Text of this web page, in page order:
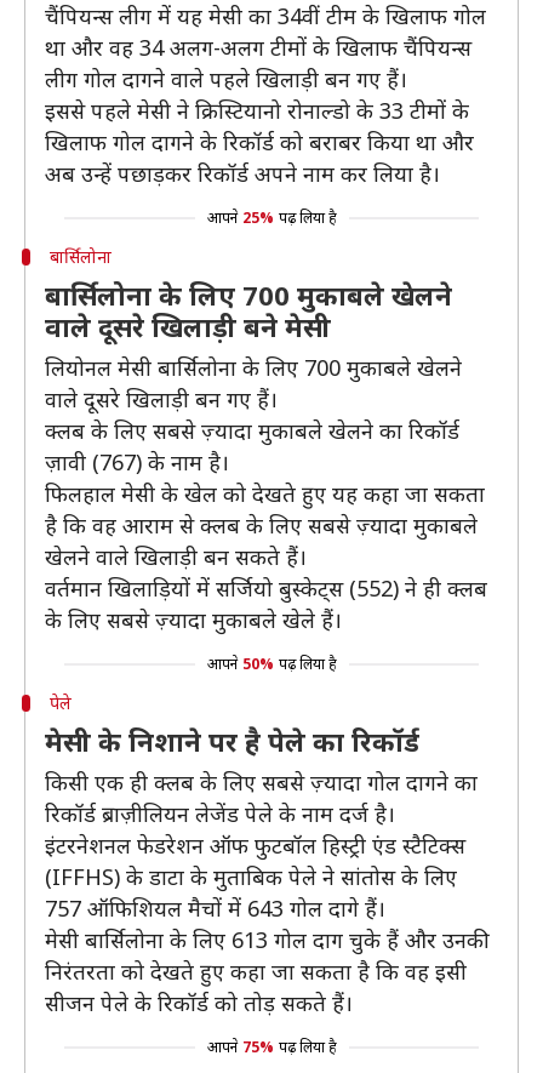
चैंपियन्स लीग में यह मेसी का 34वीं टीम के खिलाफ गोल
था और वह 34 अलग-अलग टीमों के खिलाफ चैंपियन्स
लीग गोल दागने वाले पहले खिलाड़ी बन गए हैं।
इससे पहले मेसी ने क्रिस्टियानो रोनाल्डो के 33 टीमों के
खिलाफ गोल दागने के रिकॉर्ड को बराबर किया था और
अब उन्हें पछाड़कर रिकॉर्ड अपने नाम कर लिया है।
आपने 25% पढ़ लिया है
बार्सिलोना
बार्सिलोना के लिए 700 मुकाबले खेलने
वाले दूसरे खिलाड़ी बने मेसी
लियोनल मेसी बार्सिलोना के लिए 700 मुकाबले खेलने
वाले दूसरे खिलाड़ी बन गए हैं।
क्लब के लिए सबसे ज़्यादा मुकाबले खेलने का रिकॉर्ड
ज़ावी (767) के नाम है।
फिलहाल मेसी के खेल को देखते हुए यह कहा जा सकता
है कि वह आराम से क्लब के लिए सबसे ज़्यादा मुकाबले
खेलने वाले खिलाड़ी बन सकते हैं।
वर्तमान खिलाड़ियों में सर्जियो बुस्केट्स (552) ने ही क्लब
के लिए सबसे ज़्यादा मुकाबले खेले हैं।
आपने 50% पढ़ लिया है
पेले
मेसी के निशाने पर है पेले का रिकॉर्ड
किसी एक ही क्लब के लिए सबसे ज़्यादा गोल दागने का
रिकॉर्ड ब्राज़ीलियन लेजेंड पेले के नाम दर्ज है।
इंटरनेशनल फेडरेशन ऑफ फुटबॉल हिस्ट्री एंड स्टैटिक्स
(IFFHS) के डाटा के मुताबिक पेले ने सांतोस के लिए
757 ऑफिशियल मैचों में 643 गोल दागे हैं।
मेसी बार्सिलोना के लिए 613 गोल दाग चुके हैं और उनकी
निरंतरता को देखते हुए कहा जा सकता है कि वह इसी
सीजन पेले के रिकॉर्ड को तोड़ सकते हैं।
आपने 75% पढ़ लिया है